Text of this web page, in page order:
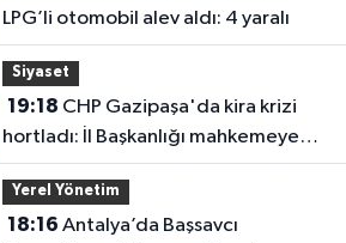
LPG’li otomobil alev aldı: 4 yaralı
Siyaset
19:18
hortladı: İl Başkanlığı mahkemeye
gitti
Yerel Yönetim
18:16